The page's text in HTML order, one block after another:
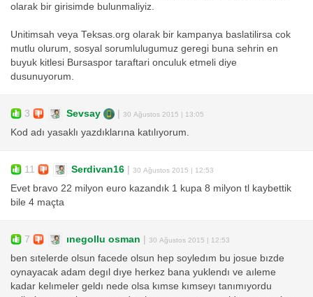
olarak bir girisimde bulunmaliyiz.
Unitimsah veya Teksas.org olarak bir kampanya baslatilirsa cok
mutlu olurum, sosyal sorumlulugumuz geregi buna sehrin en
buyuk kitlesi Bursaspor taraftari onculuk etmeli diye
dusunuyorum.
3 Sevsay | 30 Ağustos 2015 | 13:05
Kod adı yasaklı yazdıklarına katılıyorum.
11 Serdivan16 | 30 Ağustos 2015 | 12:53
Evet bravo 22 milyon euro kazandık 1 kupa 8 milyon tl kaybettik
bile 4 maçta
7 ınegollu osman | 30 Ağustos 2015 | 12:53
ben sıtelerde olsun facede olsun hep soyledım bu josue bızde
oynayacak adam degıl dıye herkez bana yuklendı ve aıleme
kadar kelımeler geldı nede olsa kımse kımseyı tanımıyordu